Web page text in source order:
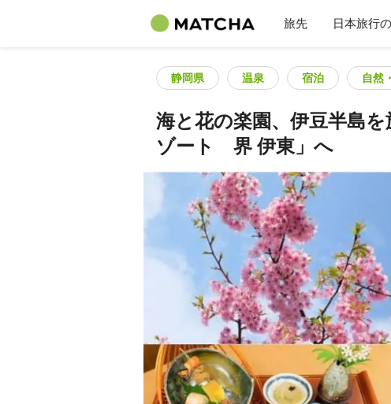
旅先 日本旅行
静岡県 温泉 宿泊 自然
海と花の楽園、伊豆半島
ゾート 界 伊東」へ